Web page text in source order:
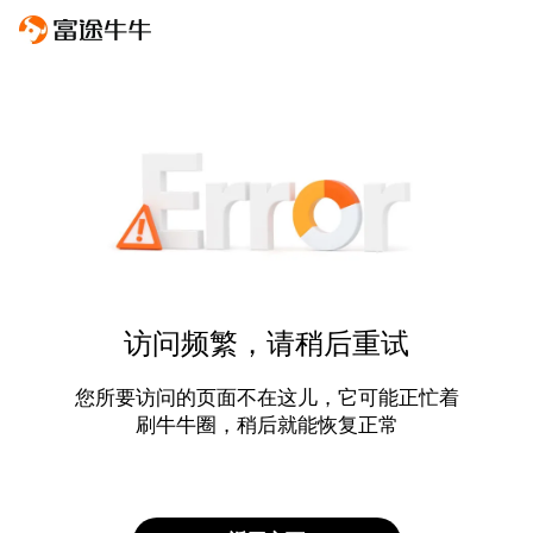
访问频繁，请稍后重试
您所要访问的页面不在这儿，它可能正忙着
刷牛牛圈，稍后就能恢复正常